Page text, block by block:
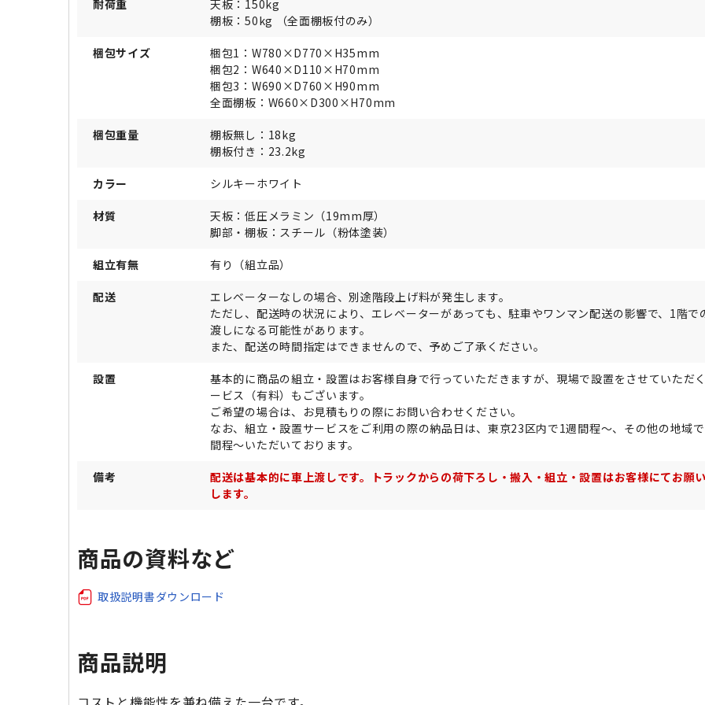
耐荷重
天板：150kg
棚板：50kg （全面棚板付のみ）
梱包サイズ
梱包1：W780×D770×H35mm
梱包2：W640×D110×H70mm
梱包3：W690×D760×H90mm
全面棚板：W660×D300×H70mm
梱包重量
棚板無し：18kg
棚板付き：23.2kg
カラー シルキーホワイト
材質
天板：低圧メラミン（19mm厚）
脚部・棚板：スチール（粉体塗装）
組立有無 有り（組立品）
配送
エレベーターなしの場合、別途階段上げ料が発生します。
ただし、配送時の状況により、エレベーターがあっても、駐車やワンマン配送の影響で、1階で
渡しになる可能性があります。
また、配送の時間指定はできませんので、予めご了承ください。
設置
基本的に商品の組立・設置はお客様自身で行っていただきますが、現場で設置をさせていただ
ービス（有料）もございます。
ご希望の場合は、お見積もりの際にお問い合わせください。
なお、組立・設置サービスをご利用の際の納品日は、東京23区内で1週間程～、その他の地域
間程～いただいております。
備考
配送は基本的に車上渡しです。トラックからの荷下ろし・搬入・組立・設置はお客様にてお願
します。
商品の資料など
取扱説明書ダウンロード
商品説明